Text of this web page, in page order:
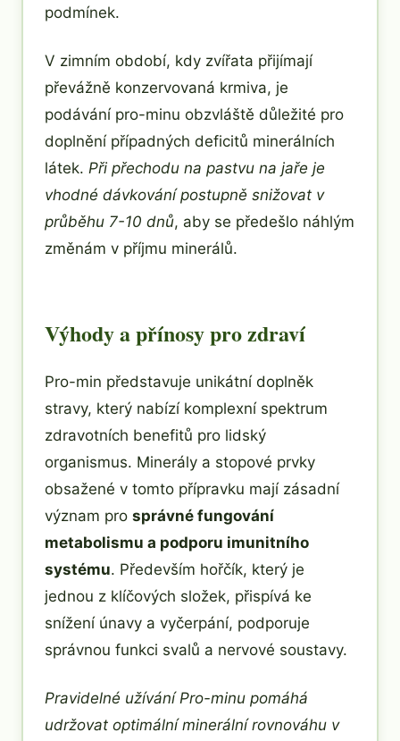
podmínek.
V zimním období, kdy zvířata přijímají
převážně konzervovaná krmiva, je
podávání pro-minu obzvláště důležité pro
doplnění případných deficitů minerálních
látek. Při přechodu na pastvu na jaře je
vhodné dávkování postupně snižovat v
průběhu 7-10 dnů, aby se předešlo náhlým
změnám v příjmu minerálů.
Výhody a přínosy pro zdraví
Pro-min představuje unikátní doplněk
stravy, který nabízí komplexní spektrum
zdravotních benefitů pro lidský
organismus. Minerály a stopové prvky
obsažené v tomto přípravku mají zásadní
význam pro správné fungování
metabolismu a podporu imunitního
systému. Především hořčík, který je
jednou z klíčových složek, přispívá ke
snížení únavy a vyčerpání, podporuje
správnou funkci svalů a nervové soustavy.
Pravidelné užívání Pro-minu pomáhá
udržovat optimální minerální rovnováhu v